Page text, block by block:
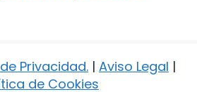
Privacidad. | Aviso Legal |
de Cookies